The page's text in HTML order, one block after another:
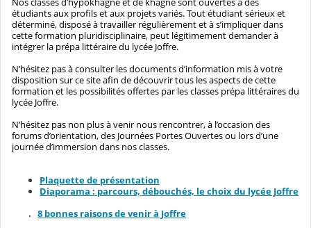
étudiants aux profils et aux projets variés. Tout étudiant sérieux et
déterminé, disposé à travailler régulièrement et à s’impliquer dans
cette formation pluridisciplinaire, peut légitimement demander à
intégrer la prépa littéraire du lycée Joffre.
N’hésitez pas à consulter les documents d’information mis à votre
disposition sur ce site afin de découvrir tous les aspects de cette
formation et les possibilités offertes par les classes prépa littéraires du
lycée Joffre.
N’hésitez pas non plus à venir nous rencontrer, à l’occasion des
forums d’orientation, des Journées Portes Ouvertes ou lors d’une
journée d’immersion dans nos classes.
Plaquette de présentation
Diaporama : parcours, débouchés, le choix du lycée Joffre
. 8 bonnes raisons de venir à Joffre